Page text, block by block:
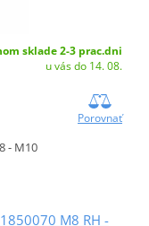
sklade 2-3 prac.dni
u vás do 14. 08.
Porovnať
- M10
M8 RH -